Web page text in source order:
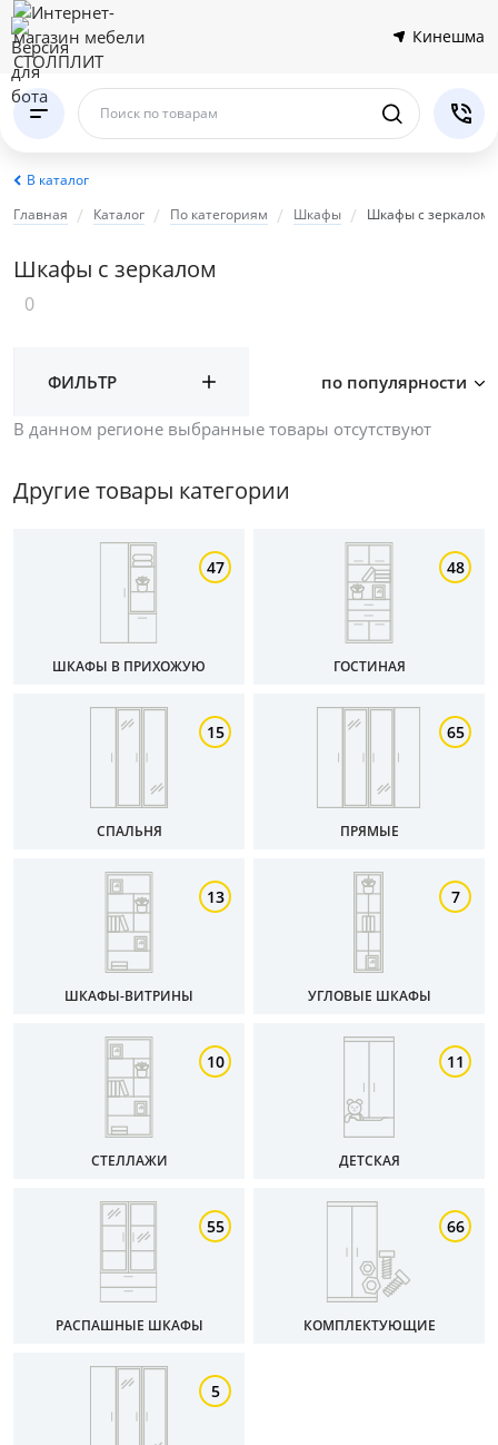
Кинешма
Поиск по товарам
В каталог
Главная
Каталог По категориям Шкафы Шкафы с зеркалом
Шкафы с зеркалом
0
ФИЛЬТР по популярности
В данном регионе выбранные товары отсутствуют
Другие товары категории
47
ШКАФЫ В ПРИХОЖУЮ
48
ГОСТИНАЯ
15
СПАЛЬНЯ
65
ПРЯМЫЕ
13
ШКАФЫ-ВИТРИНЫ
7
УГЛОВЫЕ ШКАФЫ
10
СТЕЛЛАЖИ
11
ДЕТСКАЯ
55
РАСПАШНЫЕ ШКАФЫ
66
КОМПЛЕКТУЮЩИЕ
5